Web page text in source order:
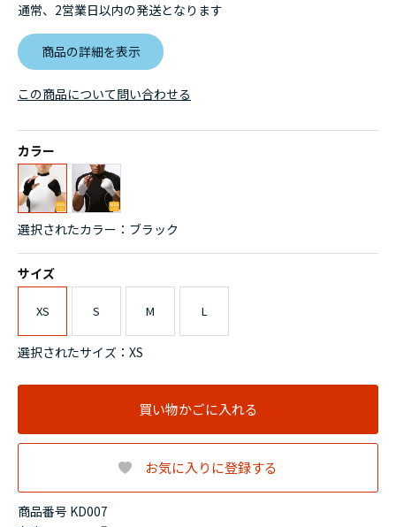
商品番号 KD007
通常、2営業日以内の発送となります
商品の詳細を表示
カラー
選択されたカラー：ブラック
サイズ
XS S M L
選択されたサイズ：XS
買い物かごに入れる
お気に入りに登録する
この商品について問い合わせる